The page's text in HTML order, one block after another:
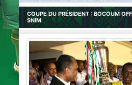
COUPE DU PRÉSIDENT : BOCOUM
SNIM